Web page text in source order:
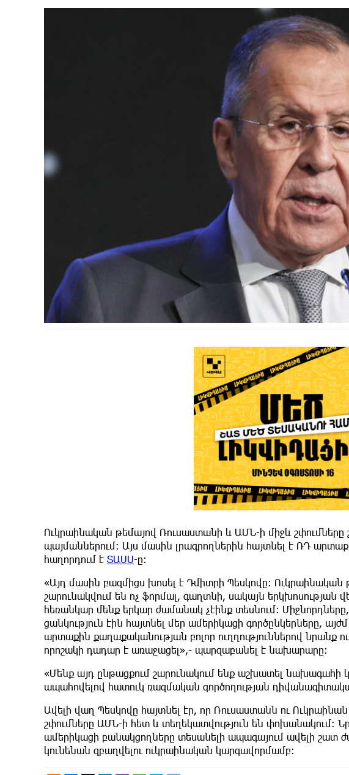
Ուկրաինական թեմայով Ռուսաստանի և ԱՄՆ-ի միջև շփումները
պայմաններում։ Այս մասին լրագրողներին հայտնել է ՌԴ
հաղորդում է ՏԱՍՍ-ը։
«Այդ մասին բազմիցս խոսել է Դմիտրի Պեսկովը։ Ուկրաինական
շարունակվում են ոչ ֆորմալ, գաղտնի, սակայն երկխոսության
հեռանկար մենք երկար ժամանակ չէինք տեսնում։ Միջնորդները,
ցանկություն էին հայտնել մեր ամերիկացի գործընկերները,
արտաքին քաղաքականության բոլոր ուղղություններով նրանք
որոշակի դադար է առաջացել»,- պարզաբանել է նախարարը։
«Մենք այդ ընթացքում շարունակում ենք աշխատել նախագահի
ապահովելով հատուկ ռազմական գործողության
Ավելի վաղ Պեսկովը հայտնել էր, որ Ռուսաստանն ու Ուկրաինան
շփումները ԱՄՆ-ի հետ և տեղեկատվություն են փոխանակում։
ամերիկացի բանակցողները տեսանելի ապագայում ավելի շատ
կունենան զբաղվելու ուկրաինական կարգավորմամբ։